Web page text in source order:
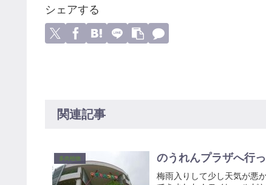
シェアする
関連記事
多肉植物 のうれんプラザへ行
梅雨入りして少し天気が悪